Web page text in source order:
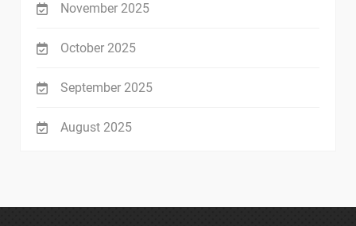
November 2025
October 2025
September 2025
August 2025